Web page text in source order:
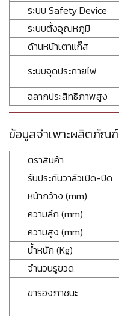
ระบบ Safety Device
ระบบตั้งอุณหภูมิ
ด้านหน้าเตาแก๊ส
ระบบจุดประกายไฟ
ฉลากประสิทธิภาพสูง
ข้อมูลจำเพาะผลิตภัณฑ์
ตราสินค้า
รับประกันวาล์วเปิด-ปิด
หน้ากว้าง (mm)
ความลึก (mm)
ความสูง (mm)
น้ำหนัก (Kg)
จำนวนรูขวด
ขารองภาชนะ